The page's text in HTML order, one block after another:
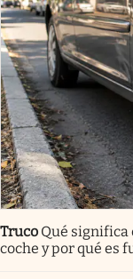
Truco Qué significa
coche y por qué es